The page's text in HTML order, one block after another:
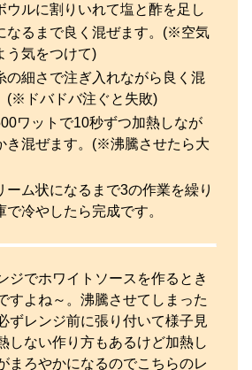
ウルに割りいれて塩と酢を足し
なるまで良く混ぜます。(※空気
う気をつけて)
の細さで注ぎ入れながら良く混
(※ドバドバ注ぐと失敗)
ワットで10秒ずつ加熱しなが
き混ぜます。(※沸騰させたら大
ーム状になるまで3の作業を繰り
で冷やしたら完成です。
ジでホワイトソースを作るとき
すよね～。沸騰させてしまった
ずレンジ前に張り付いて様子見
しない作り方もあるけど加熱し
まろやかになるのでこちらのレ